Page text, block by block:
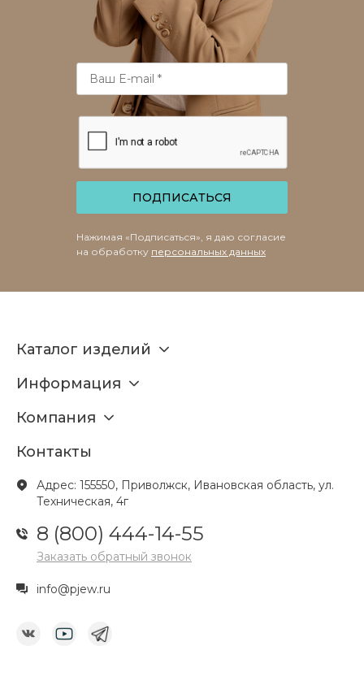
ПОДПИСАТЬСЯ
Нажимая «Подписаться», я даю согласие
на обработку персональных данных
Каталог изделий
Информация
Компания
Контакты
Адрес: 155550, Приволжск, Ивановская область, ул.
Техническая, 4г
8 (800) 444-14-55
Заказать обратный звонок
info@pjew.ru